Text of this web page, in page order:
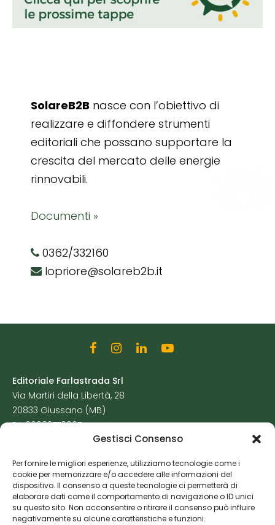
Gestisci Consenso
Per fornire le migliori esperienze, utilizziamo tecnologie come i
cookie per memorizzare e/o accedere alle informazioni del
dispositivo. Il consenso a queste tecnologie ci permetterà di
elaborare dati come il comportamento di navigazione o ID unici
su questo sito. Non acconsentire o ritirare il consenso può influire
negativamente su alcune caratteristiche e funzioni.
SolareB2B nasce con l’obiettivo di
realizzare e diffondere strumenti
editoriali che possano supportare la
crescita del mercato delle energie
rinnovabili.
Documenti »
0362/332160
lopriore@solareb2b.it
Editoriale Farlastrada Srl
Via Martiri della Libertà, 28
20833 Giussano (MB)
P.I. 06982770965
Cookie Policy
Risorse Aggiuntive